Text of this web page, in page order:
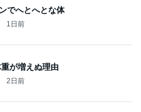
でへとへとな体
1日前
が増えぬ理由
2日前